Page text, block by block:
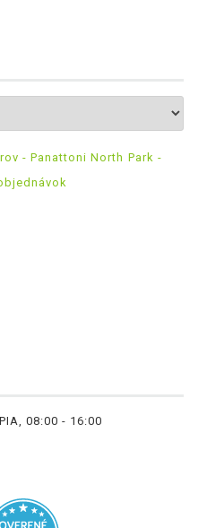
- Panattoni North Park -
08:00 - 16:00